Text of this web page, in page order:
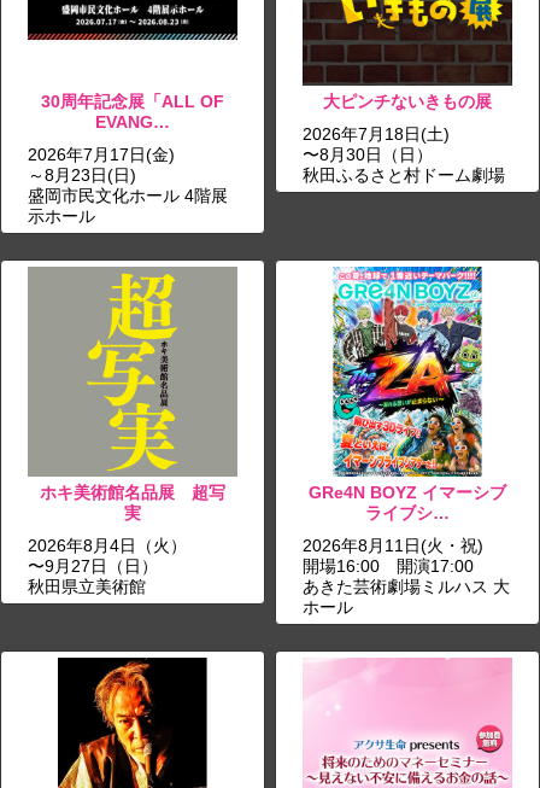
30周年記念展「ALL OF
EVANG…
2026年7月17日(金)
～8月23日(日)
盛岡市民文化ホール 4階展
示ホール
大ピンチないきもの展
2026年7月18日(土)
〜8月30日（日）
秋田ふるさと村ドーム劇場
ホキ美術館名品展 超写
実
2026年8月4日（火）
〜9月27日（日）
秋田県立美術館
GRe4N BOYZ イマーシブ
ライブシ…
2026年8月11日(火・祝)
開場16:00 開演17:00
あきた芸術劇場ミルハス 大
ホール